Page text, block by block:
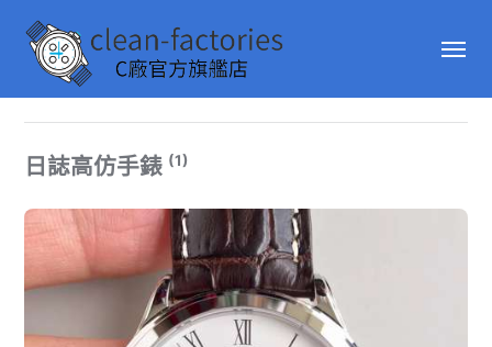
日誌高仿手錶 (1)